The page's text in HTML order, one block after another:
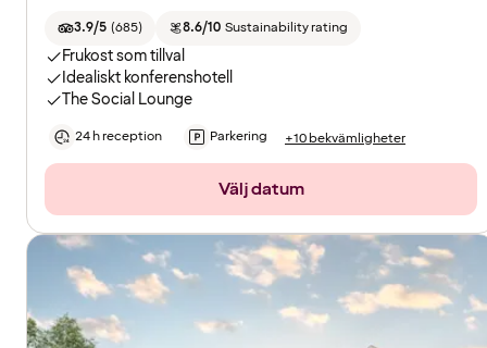
3.9/5 (685) 8.6/10 Sustainability rating
Frukost som tillval
Idealiskt konferenshotell
The Social Lounge
24 h reception Parkering +10 bekvämligheter
Välj datum